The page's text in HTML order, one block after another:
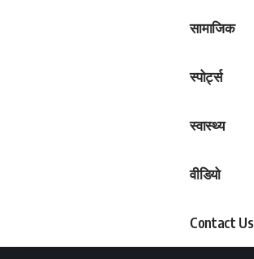
सामाजिक
स्पोर्ट्स
स्वास्थ्य
वीडियो
Contact Us